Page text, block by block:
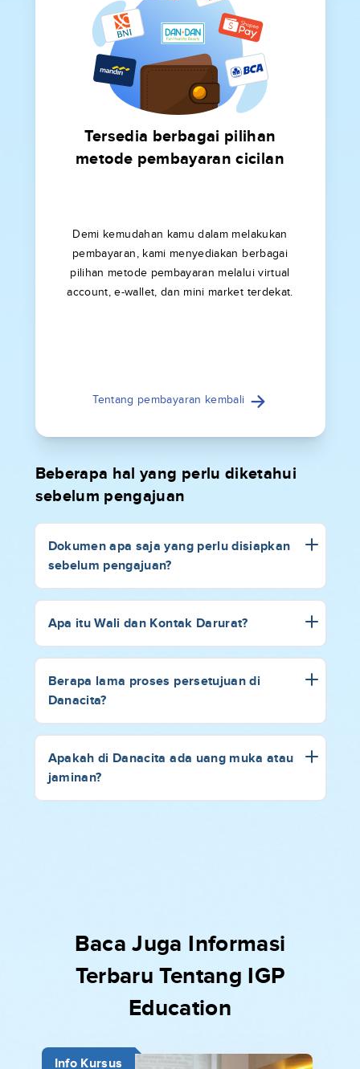
Tersedia berbagai pilihan
metode pembayaran cicilan
Demi kemudahan kamu dalam melakukan
pembayaran, kami menyediakan berbagai
pilihan metode pembayaran melalui virtual
account, e-wallet, dan mini market terdekat.
Tentang pembayaran kembali
Beberapa hal yang perlu diketahui
sebelum pengajuan
Dokumen apa saja yang perlu disiapkan
sebelum pengajuan?
Apa itu Wali dan Kontak Darurat?
Berapa lama proses persetujuan di
Danacita?
Apakah di Danacita ada uang muka atau
jaminan?
Baca Juga Informasi
Terbaru Tentang IGP
Education
Info Kursus